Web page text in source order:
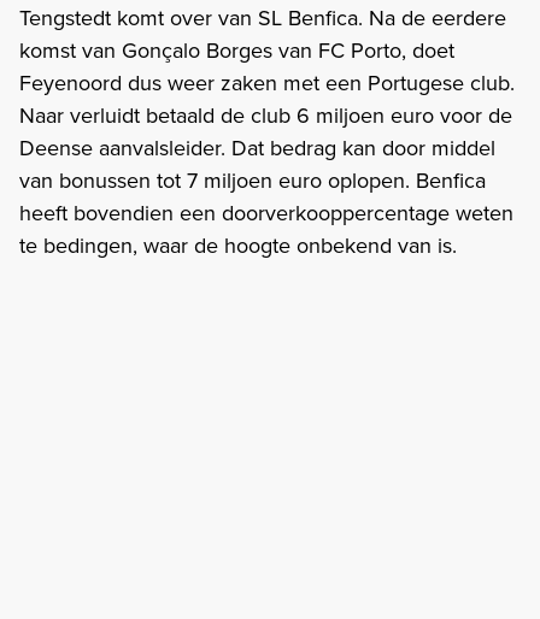
Tengstedt komt over van SL Benfica. Na de eerdere
komst van Gonçalo Borges van FC Porto, doet
Feyenoord dus weer zaken met een Portugese club.
Naar verluidt betaald de club 6 miljoen euro voor de
Deense aanvalsleider. Dat bedrag kan door middel
van bonussen tot 7 miljoen euro oplopen. Benfica
heeft bovendien een doorverkooppercentage weten
te bedingen, waar de hoogte onbekend van is.